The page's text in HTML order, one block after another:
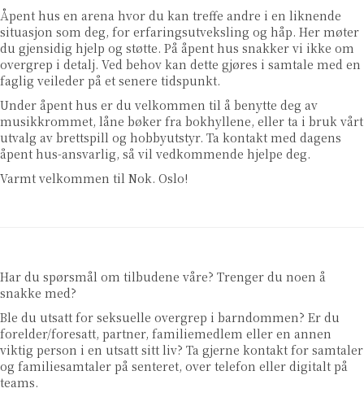
Åpent hus en arena hvor du kan treffe andre i en liknende
situasjon som deg, for erfaringsutveksling og håp. Her møter
du gjensidig hjelp og støtte. På åpent hus snakker vi ikke om
overgrep i detalj. Ved behov kan dette gjøres i samtale med en
faglig veileder på et senere tidspunkt.
Under åpent hus er du velkommen til å benytte deg av
musikkrommet, låne bøker fra bokhyllene, eller ta i bruk vårt
utvalg av brettspill og hobbyutstyr. Ta kontakt med dagens
åpent hus-ansvarlig, så vil vedkommende hjelpe deg.
Varmt velkommen til Nok. Oslo!
Har du spørsmål om tilbudene våre? Trenger du noen å
snakke med?
Ble du utsatt for seksuelle overgrep i barndommen? Er du
forelder/foresatt, partner, familiemedlem eller en annen
viktig person i en utsatt sitt liv? Ta gjerne kontakt for samtaler
og familiesamtaler på senteret, over telefon eller digitalt på
teams.